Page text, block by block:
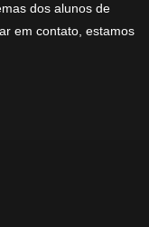
dos alunos de
em contato, estamos